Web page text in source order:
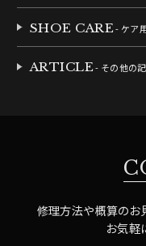
SHOE CARE- ケア
ARTICLE- その他の
修理方法や概算のお
お気軽